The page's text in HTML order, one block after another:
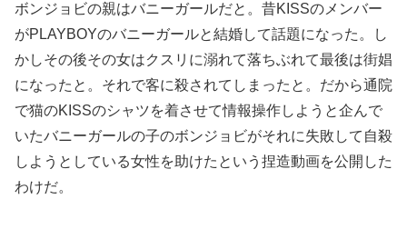
ボンジョビの親はバニーガールだと。昔KISSのメンバー
がPLAYBOYのバニーガールと結婚して話題になった。し
かしその後その女はクスリに溺れて落ちぶれて最後は街娼
になったと。それで客に殺されてしまったと。だから通院
で猫のKISSのシャツを着させて情報操作しようと企んで
いたバニーガールの子のボンジョビがそれに失敗して自殺
しようとしている女性を助けたという捏造動画を公開した
わけだ。